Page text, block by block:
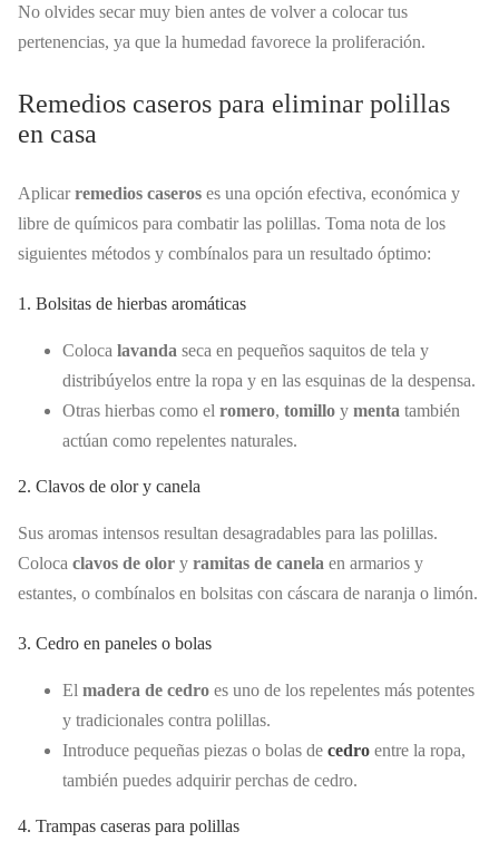
No olvides secar muy bien antes de volver a colocar tus
pertenencias, ya que la humedad favorece la proliferación.
Remedios caseros para eliminar polillas
en casa
Aplicarremedios caseros es una opción efectiva, económica y
libre de químicos para combatir las polillas. Toma nota de los
siguientes métodos y combínalos para un resultado óptimo:
1. Bolsitas de hierbas aromáticas
Coloca lavanda seca en pequeños saquitos de tela y
distribúyelos entre la ropa y en las esquinas de la despensa.
Otras hierbas como el romero, tomillo y menta también
actúan como repelentes naturales.
2. Clavos de olor y canela
Sus aromas intensos resultan desagradables para las polillas.
Coloca clavos de olor y ramitas de canela en armarios y
estantes, o combínalos en bolsitas con cáscara de naranja o limón.
3. Cedro en paneles o bolas
El madera de cedro es uno de los repelentes más potentes
y tradicionales contra polillas.
Introduce pequeñas piezas o bolas de cedro entre la ropa,
también puedes adquirir perchas de cedro.
4. Trampas caseras para polillas